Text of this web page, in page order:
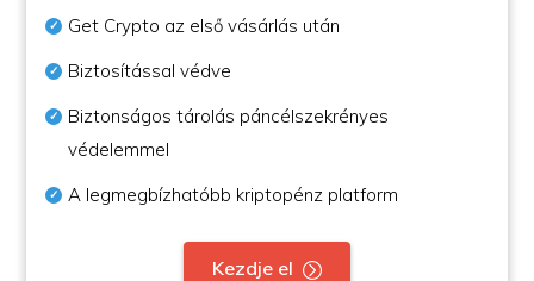
Get Crypto az első vásárlás után
Biztosítással védve
Biztonságos tárolás páncélszekrényes
védelemmel
A legmegbízhatóbb kriptopénz platform
Kezdje el